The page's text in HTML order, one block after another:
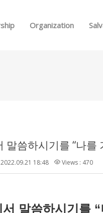
Organization
말씀하시기를 “나를
18:48 Views : 470
말씀하시기를 “